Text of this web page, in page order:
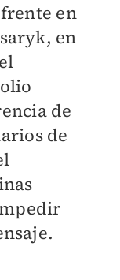
en
en
de
de